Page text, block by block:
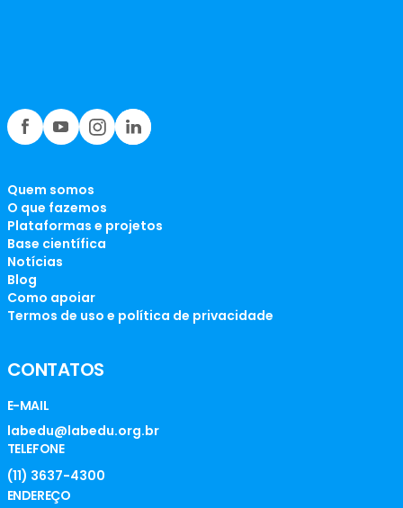
Quem somos
O que fazemos
Plataformas e projetos
Base científica
Notícias
Blog
Como apoiar
Termos de uso e política de privacidade
CONTATOS
E-MAIL
labedu@labedu.org.br
TELEFONE
(11) 3637-4300
ENDEREÇO